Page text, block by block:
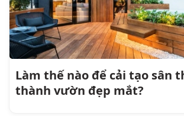
Làm thế nào để cải tạo sân
thành vườn đẹp mắt?